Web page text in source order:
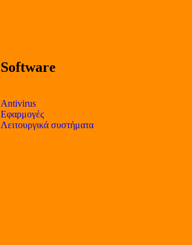
Software
Antivirus
Εφαρμογές
Λειτουργικά συστήματα